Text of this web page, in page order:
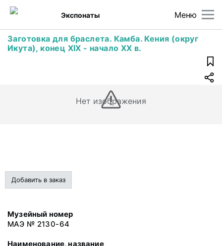
Меню
Экспонаты
Заготовка для браслета. Камба. Кения (округ
Икута), конец XIX - начало XX в.
Нет изображения
Добавить в заказ
Музейный номер
МАЭ № 2130-64
Наименование, название